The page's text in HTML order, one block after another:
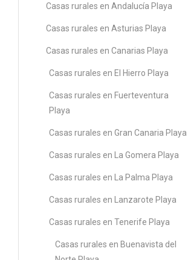
Casas rurales en Andalucía Playa
Casas rurales en Asturias Playa
Casas rurales en Canarias Playa
Casas rurales en El Hierro Playa
Casas rurales en Fuerteventura
Playa
Casas rurales en Gran Canaria Playa
Casas rurales en La Gomera Playa
Casas rurales en La Palma Playa
Casas rurales en Lanzarote Playa
Casas rurales en Tenerife Playa
Casas rurales en Buenavista del